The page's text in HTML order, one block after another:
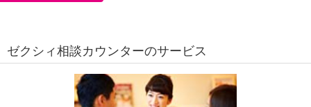
ゼクシィ相談カウンターのサービス